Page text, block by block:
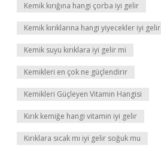
Kemik kırığına hangi çorba iyi gelir
Kemik kırıklarına hangi yiyecekler iyi gelir
Kemik suyu kırıklara iyi gelir mi
Kemikleri en çok ne güçlendirir
Kemikleri Güçleyen Vitamin Hangisi
Kırık kemiğe hangi vitamin iyi gelir
Kırıklara sıcak mı iyi gelir soğuk mu